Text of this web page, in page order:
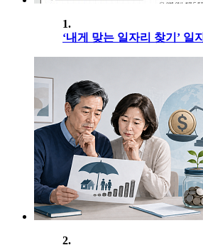
1.
‘내게 맞는 일자리 찾기’ 일
2.